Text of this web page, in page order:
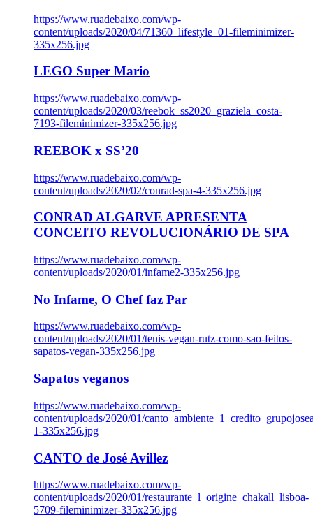
https://www.ruadebaixo.com/wp-
content/uploads/2020/04/71360_lifestyle_01-fileminimizer-
335x256.jpg
LEGO Super Mario
https://www.ruadebaixo.com/wp-
content/uploads/2020/03/reebok_ss2020_graziela_costa-
7193-fileminimizer-335x256.jpg
REEBOK x SS’20
https://www.ruadebaixo.com/wp-
content/uploads/2020/02/conrad-spa-4-335x256.jpg
CONRAD ALGARVE APRESENTA
CONCEITO REVOLUCIONÁRIO DE SPA
https://www.ruadebaixo.com/wp-
content/uploads/2020/01/infame2-335x256.jpg
No Infame, O Chef faz Par
https://www.ruadebaixo.com/wp-
content/uploads/2020/01/tenis-vegan-rutz-como-sao-feitos-
sapatos-vegan-335x256.jpg
Sapatos veganos
https://www.ruadebaixo.com/wp-
content/uploads/2020/01/
1-335x256.jpg
CANTO de José Avillez
https://www.ruadebaixo.com/wp-
content/uploads/2020/01/restaurante_l_origine_chakall_lisboa-
5709-fileminimizer-335x256.jpg